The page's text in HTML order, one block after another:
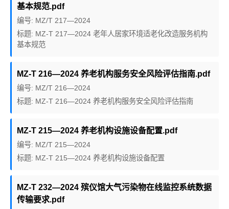
基本规范.pdf
编号: MZ/T 217—2024
标题: MZ-T 217—2024 老年人居家环境适老化改造服务机构
基本规范
MZ-T 216—2024 养老机构服务安全风险评估指南.pdf
编号: MZ/T 216—2024
标题: MZ-T 216—2024 养老机构服务安全风险评估指南
MZ-T 215—2024 养老机构设施设备配置.pdf
编号: MZ/T 215—2024
标题: MZ-T 215—2024 养老机构设施设备配置
MZ-T 232—2024 殡仪馆大气污染物在线监控系统数据
传输要求.pdf